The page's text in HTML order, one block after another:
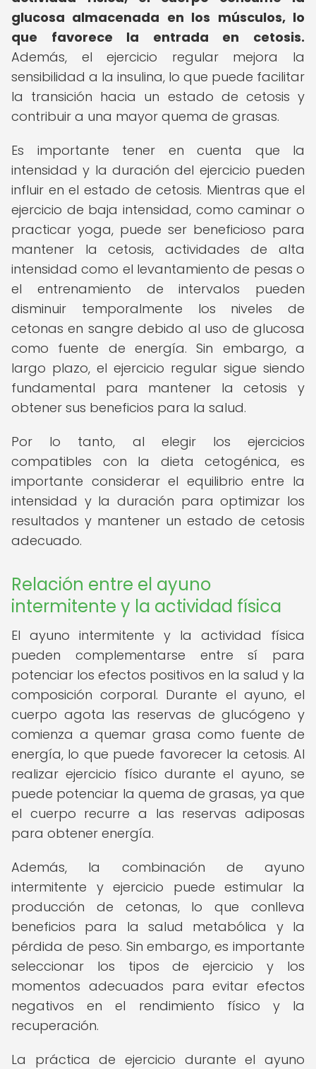
glucosa almacenada en los músculos, lo
que favorece la entrada en cetosis.
Además, el ejercicio regular mejora la
sensibilidad a la insulina, lo que puede facilitar
la transición hacia un estado de cetosis y
contribuir a una mayor quema de grasas.
Es importante tener en cuenta que la
intensidad y la duración del ejercicio pueden
influir en el estado de cetosis. Mientras que el
ejercicio de baja intensidad, como caminar o
practicar yoga, puede ser beneficioso para
mantener la cetosis, actividades de alta
intensidad como el levantamiento de pesas o
el entrenamiento de intervalos pueden
disminuir temporalmente los niveles de
cetonas en sangre debido al uso de glucosa
como fuente de energía. Sin embargo, a
largo plazo, el ejercicio regular sigue siendo
fundamental para mantener la cetosis y
obtener sus beneficios para la salud.
Por lo tanto, al elegir los ejercicios
compatibles con la dieta cetogénica, es
importante considerar el equilibrio entre la
intensidad y la duración para optimizar los
resultados y mantener un estado de cetosis
adecuado.
Relación entre el ayuno
intermitente y la actividad física
El ayuno intermitente y la actividad física
pueden complementarse entre sí para
potenciar los efectos positivos en la salud y la
composición corporal. Durante el ayuno, el
cuerpo agota las reservas de glucógeno y
comienza a quemar grasa como fuente de
energía, lo que puede favorecer la cetosis. Al
realizar ejercicio físico durante el ayuno, se
puede potenciar la quema de grasas, ya que
el cuerpo recurre a las reservas adiposas
para obtener energía.
Además, la combinación de ayuno
intermitente y ejercicio puede estimular la
producción de cetonas, lo que conlleva
beneficios para la salud metabólica y la
pérdida de peso. Sin embargo, es importante
seleccionar los tipos de ejercicio y los
momentos adecuados para evitar efectos
negativos en el rendimiento físico y la
recuperación.
La práctica de ejercicio durante el ayuno